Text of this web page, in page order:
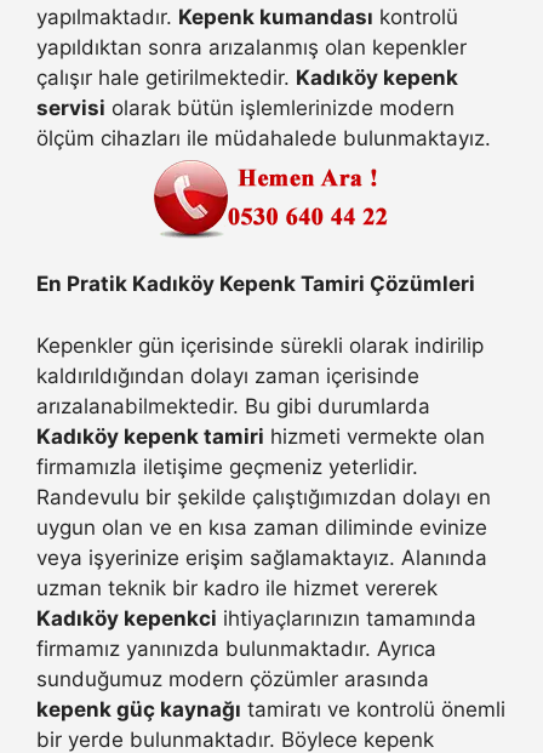
yapılmaktadır. Kepenk kumandası kontrolü
yapıldıktan sonra arızalanmış olan kepenkler
çalışır hale getirilmektedir. Kadıköy kepenk
servisi olarak bütün işlemlerinizde modern
ölçüm cihazları ile müdahalede bulunmaktayız.
En Pratik Kadıköy Kepenk Tamiri Çözümleri
Kepenkler gün içerisinde sürekli olarak indirilip
kaldırıldığından dolayı zaman içerisinde
arızalanabilmektedir. Bu gibi durumlarda
Kadıköy kepenk tamiri hizmeti vermekte olan
firmamızla iletişime geçmeniz yeterlidir.
Randevulu bir şekilde çalıştığımızdan dolayı en
uygun olan ve en kısa zaman diliminde evinize
veya işyerinize erişim sağlamaktayız. Alanında
uzman teknik bir kadro ile hizmet vererek
Kadıköy kepenkci ihtiyaçlarınızın tamamında
firmamız yanınızda bulunmaktadır. Ayrıca
sunduğumuz modern çözümler arasında
kepenk güç kaynağı tamiratı ve kontrolü önemli
bir yerde bulunmaktadır. Böylece kepenk